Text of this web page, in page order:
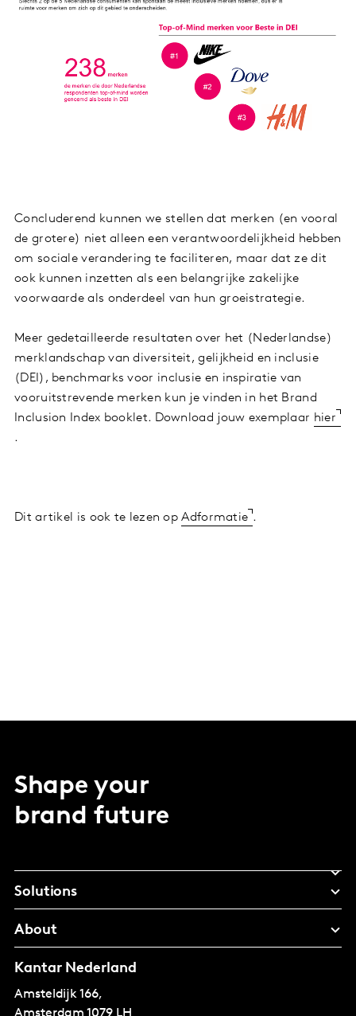
Concluderend kunnen we stellen dat merken (en vooral
de grotere) niet alleen een verantwoordelijkheid hebben
om sociale verandering te faciliteren, maar dat ze dit
ook kunnen inzetten als een belangrijke zakelijke
voorwaarde als onderdeel van hun groeistrategie.
Meer gedetailleerde resultaten over het (Nederlandse)
merklandschap van diversiteit, gelijkheid en inclusie
(DEI), benchmarks voor inclusie en inspiratie van
vooruitstrevende merken kun je vinden in het Brand
Inclusion Index booklet. Download jouw exemplaar hier
.
Dit artikel is ook te lezen opAdformatie .
Shape your
brand future
Solutions
About
Kantar Nederland
Amsteldijk 166,